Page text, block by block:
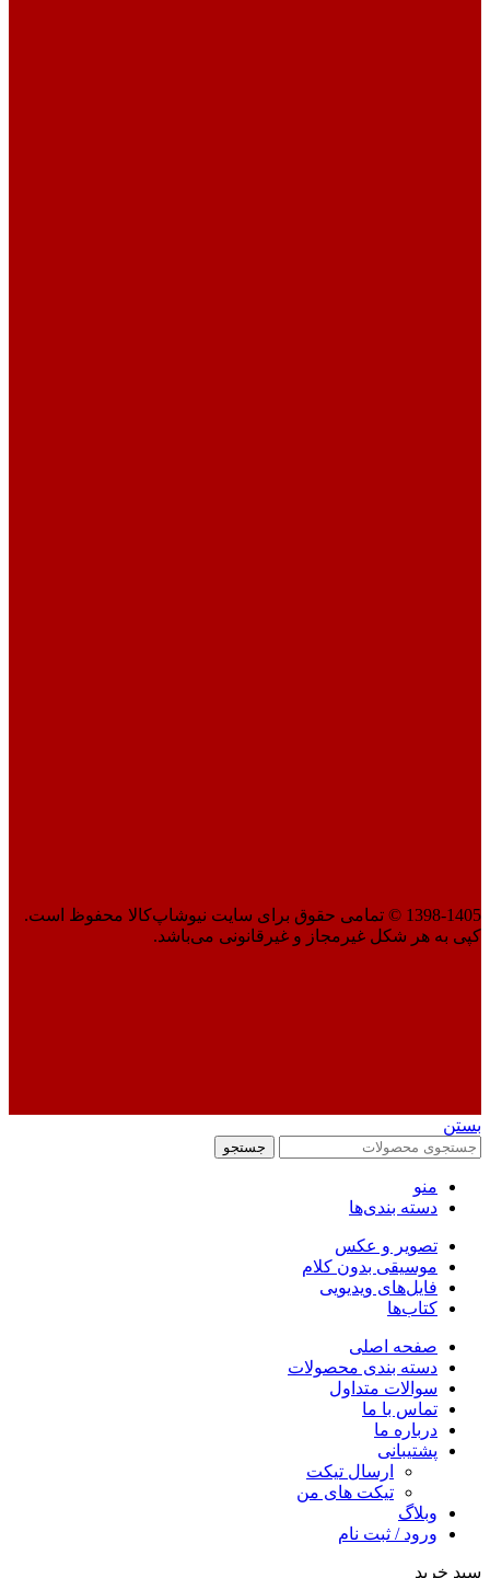
1398-1405 © تمامی حقوق برای سایت نیوشاپ‌کالا محفوظ است.
کپی به هر شکل غیرمجاز و غیرقانونی می‌باشد.
بستن
جستجو
منو
دسته بندی‌ها
تصویر و عکس
موسیقی بدون کلام
فایل‌های ویدیویی
کتاب‌ها
صفحه اصلی
دسته بندی محصولات
سوالات متداول
تماس با ما
درباره ما
پشتیبانی
ارسال تیکت
تیکت های من
وبلاگ
ورود / ثبت نام
سبد خرید